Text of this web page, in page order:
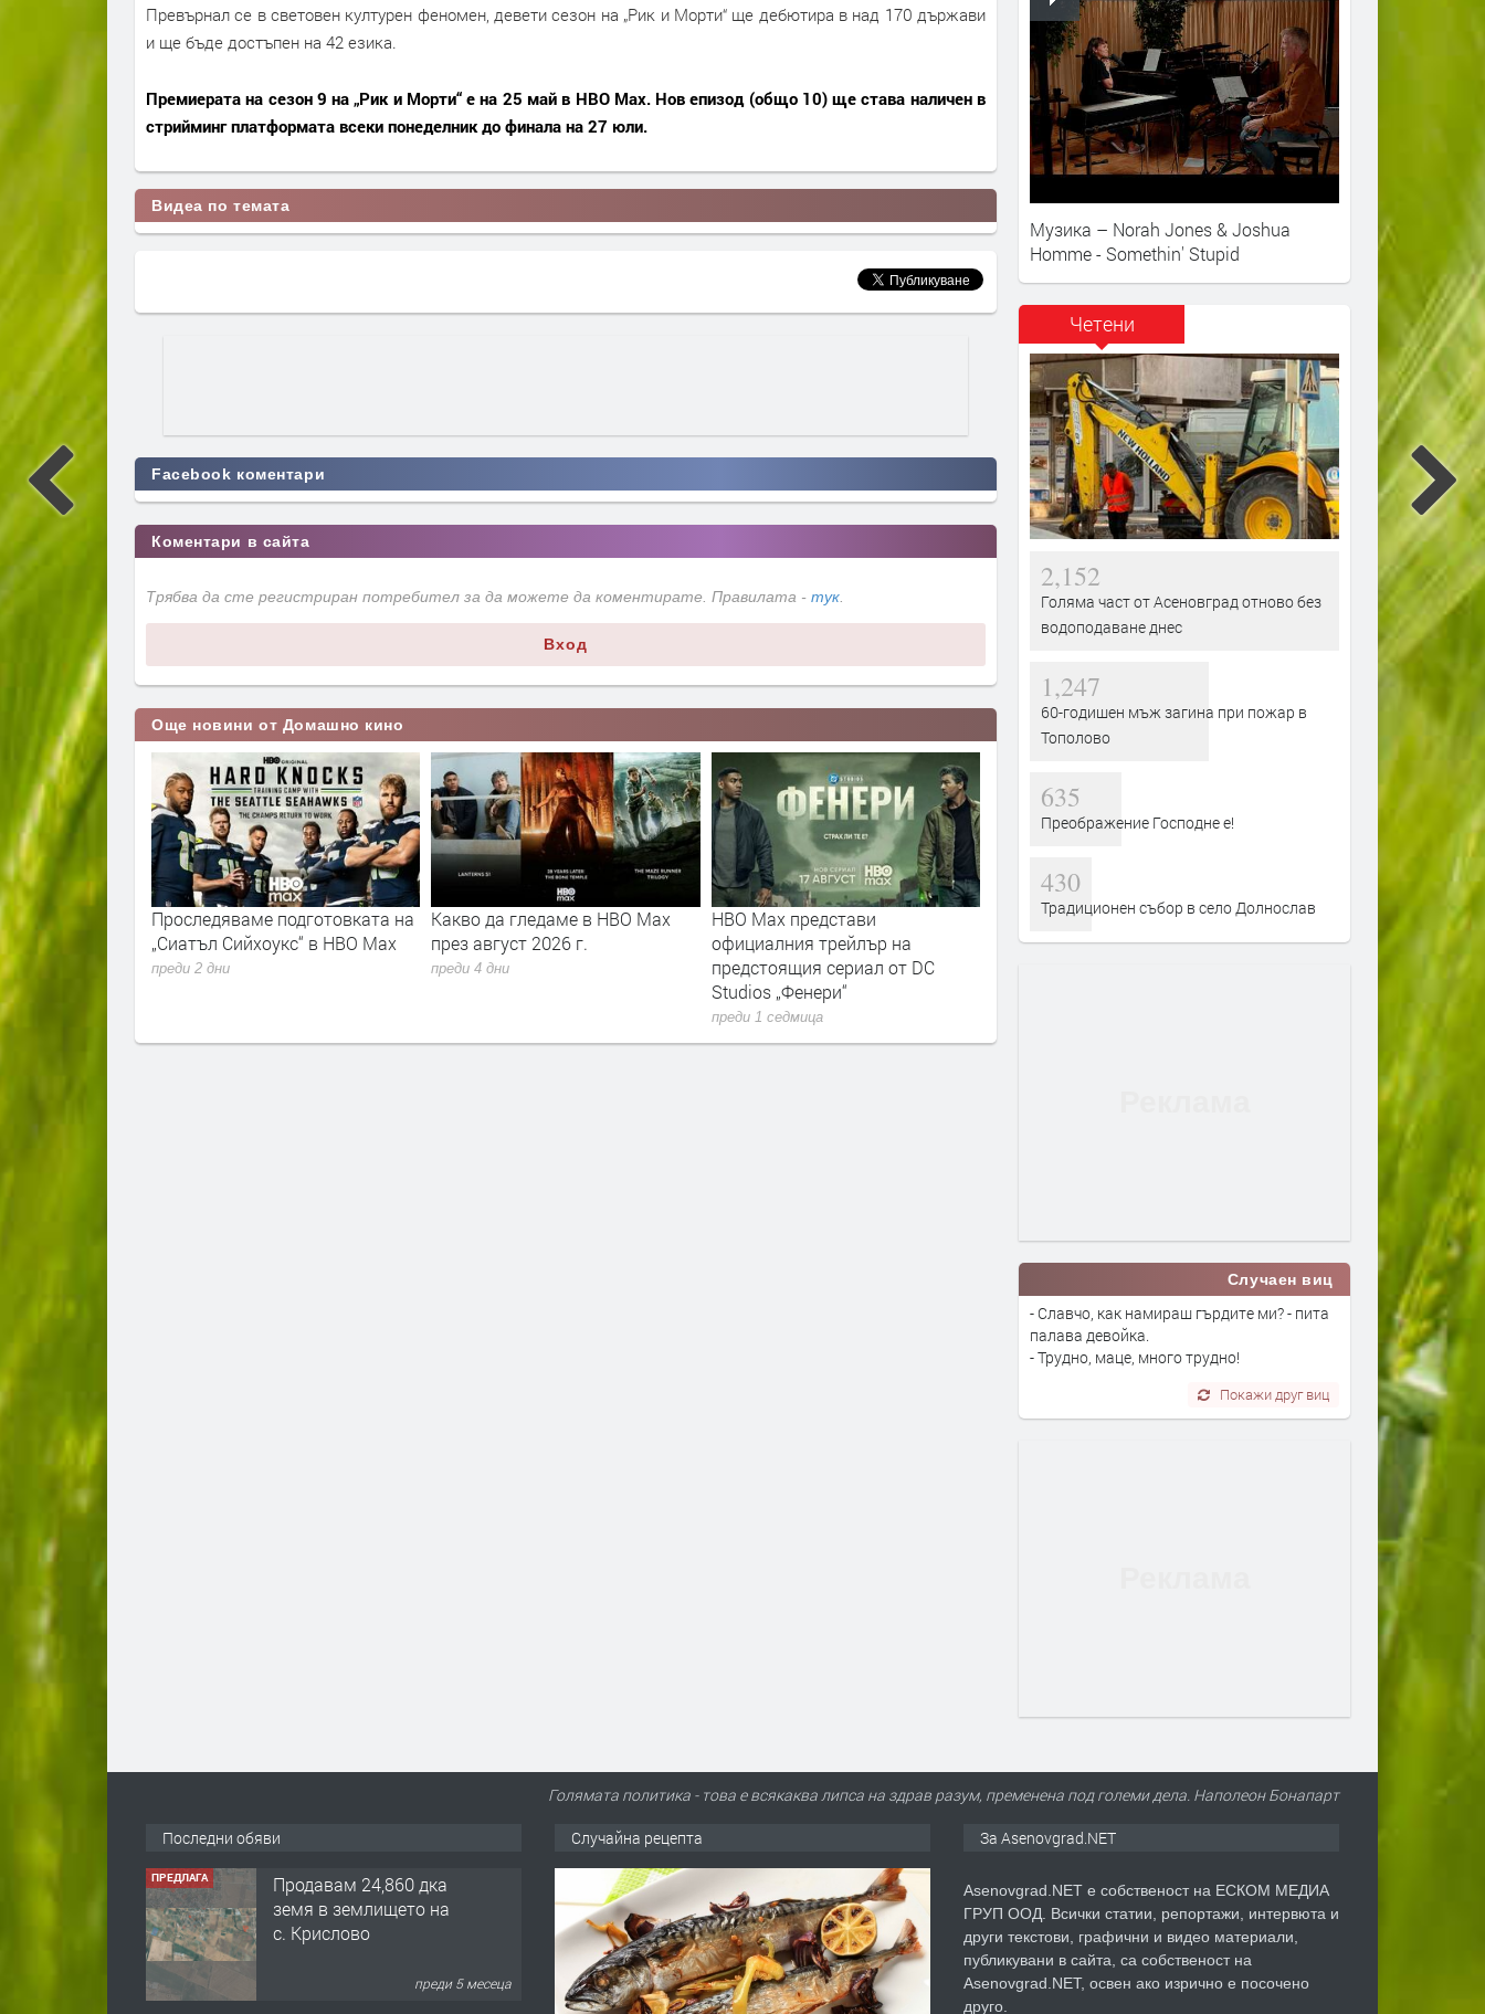
Превърнал се в световен културен феномен, девети сезон на „Рик и Морти“ ще дебютира в над 170 държави
и ще бъде достъпен на 42 езика.
Премиерата на сезон 9 на „Рик и Морти“ е на 25 май в HBO Max. Нов епизод (общо 10) ще става наличен в
стрийминг платформата всеки понеделник до финала на 27 юли.
Видеа по темата
Facebook коментари
Коментари в сайта
Трябва да сте регистриран потребител за да можете да коментирате. Правилата - тук
Вход
Още новини от Домашно кино
любовта“
за месец
Проследяваме подготовката на
„Сиатъл Сийхоукс“ в HBO Max
преди 2 дни
Какво да гледаме в HBO Max
през август 2026 г.
преди 4 дни
HBO Max представи
официалния трейлър на
предстоящия сериал от DC
Studios „Фенери“
преди 1 седмица
Зося Мамет се присъединява
към финалния сезон на HBO
„Mortal Kombat II:
стрийминг премиера на
Музика – Norah Jones & Joshua
Homme - Somethin' Stupid
Четени
2,152
Голяма част от Асеновград отново без
водоподаване днес
1,247
60-годишен мъж загина при пожар в
Тополово
635
Преображение Господне е!
430
Традиционен събор в село Долнослав
Случаен виц
- Славчо, как намираш гърдите ми? - пита
палава девойка.
- Трудно, маце, много трудно!
Покажи друг виц
Голямата политика - това е всякаква липса на здрав разум, пременена под големи дела. Наполеон Бонапарт
Последни обяви
ПРЕДЛАГА
Продавам 24,860 дка
земя в землището на
с. Крислово
преди 5 месеца
Случайна рецепта За Asenovgrad.NET
Asenovgrad.NET е собственост на ЕСКОМ МЕДИА
ГРУП ООД. Всички статии, репортажи, интервюта и
други текстови, графични и видео материали,
публикувани в сайта, са собственост на
Asenovgrad.NET, освен ако изрично е посочено
друго.